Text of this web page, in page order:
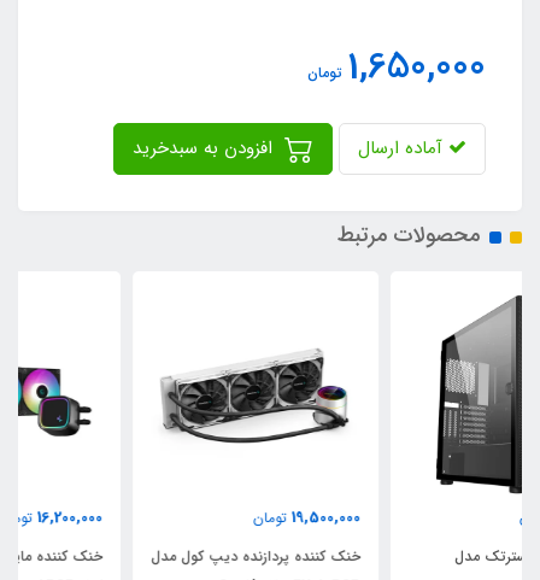
1,650,000 تومان
آماده ارسال
محصولات مرتبط
خنک کننده پردازنده دیپ کول مدل
خنک کننده مایع پردازنده دیپ